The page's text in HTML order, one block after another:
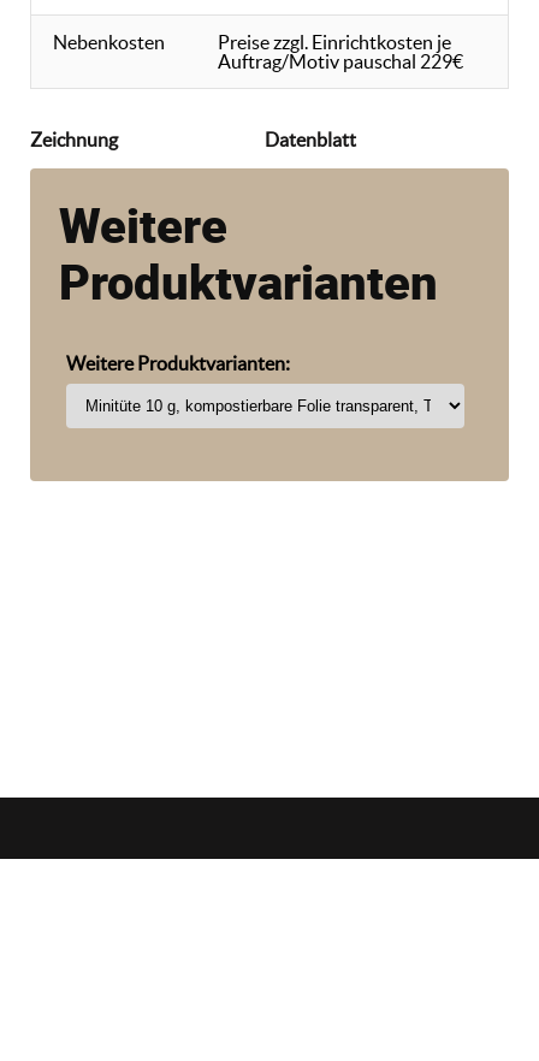
Nebenkosten
Preise zzgl. Einrichtkosten je
Auftrag/Motiv pauschal 229€
Zeichnung Datenblatt
Weitere
Produktvarianten
Weitere Produktvarianten: